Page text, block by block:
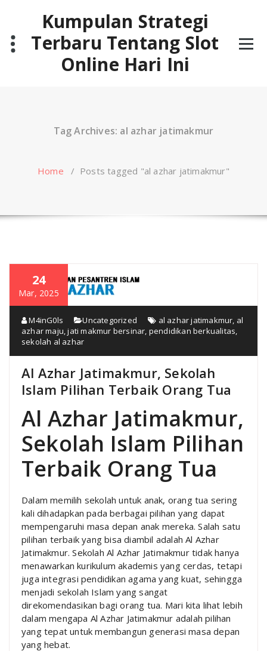
Kumpulan Strategi
Terbaru Tentang Slot
Online Hari Ini
Tag Archives: al azhar jatimakmur
Home / Posts tagged "al azhar jatimakmur"
24
Mar, 2025
M4inG0ls Uncategorized al azhar jatimakmur al
azhar maju ,jati makmur bersinar pendidikan berkualitas
sekolah al azhar
Al Azhar Jatimakmur, Sekolah
Islam Pilihan Terbaik Orang Tua
Al Azhar Jatimakmur,
Sekolah Islam Pilihan
Terbaik Orang Tua
Dalam memilih sekolah untuk anak, orang tua sering
kali dihadapkan pada berbagai pilihan yang dapat
mempengaruhi masa depan anak mereka. Salah satu
pilihan terbaik yang bisa diambil adalah Al Azhar
Jatimakmur. Sekolah Al Azhar Jatimakmur tidak hanya
menawarkan kurikulum akademis yang cerdas, tetapi
juga integrasi pendidikan agama yang kuat, sehingga
menjadi sekolah Islam yang sangat
direkomendasikan bagi orang tua. Mari kita lihat lebih
dalam mengapa Al Azhar Jatimakmur adalah pilihan
yang tepat untuk membangun generasi masa depan
yang hebat.